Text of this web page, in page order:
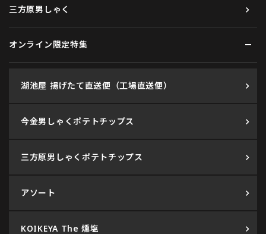
三方原男しゃく
オンライン限定特集
湖池屋 揚げたて直送便（工場直送便）
今金男しゃくポテトチップス
三方原男しゃくポテトチップス
アソート
KOIKEYA The 燻塩